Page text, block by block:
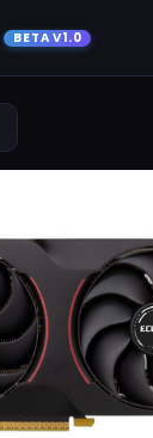
BETA V1.0